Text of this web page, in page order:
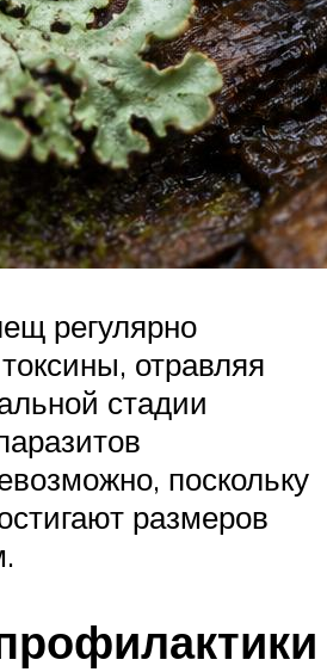
регулярно
отравляя
стадии
поскольку
размеров